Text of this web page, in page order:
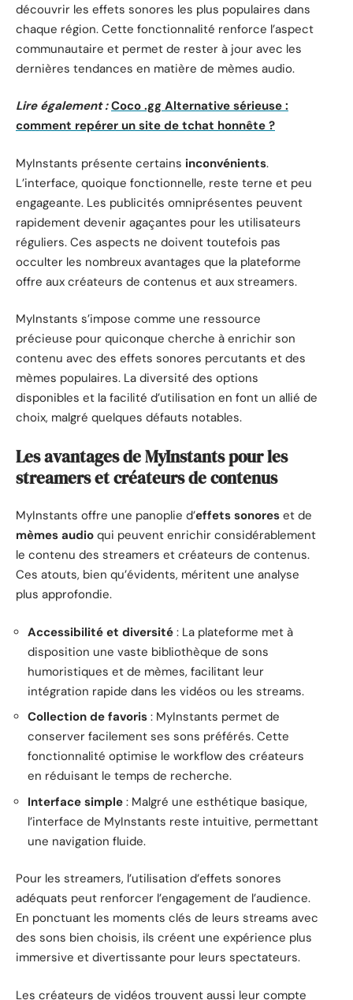
découvrir les effets sonores les plus populaires dans
chaque région. Cette fonctionnalité renforce l’aspect
communautaire et permet de rester à jour avec les
dernières tendances en matière de mèmes audio.
Lire également : Coco .gg Alternative sérieuse :
comment repérer un site de tchat honnête ?
MyInstants présente certains inconvénients.
L’interface, quoique fonctionnelle, reste terne et peu
engageante. Les publicités omniprésentes peuvent
rapidement devenir agaçantes pour les utilisateurs
réguliers. Ces aspects ne doivent toutefois pas
occulter les nombreux avantages que la plateforme
offre aux créateurs de contenus et aux streamers.
MyInstants s’impose comme une ressource
précieuse pour quiconque cherche à enrichir son
contenu avec des effets sonores percutants et des
mèmes populaires. La diversité des options
disponibles et la facilité d’utilisation en font un allié de
choix, malgré quelques défauts notables.
Les avantages de MyInstants pour les
streamers et créateurs de contenus
MyInstants offre une panoplie d’effets sonores et de
mèmes audio qui peuvent enrichir considérablement
le contenu des streamers et créateurs de contenus.
Ces atouts, bien qu’évidents, méritent une analyse
plus approfondie.
Accessibilité et diversité : La plateforme met à
disposition une vaste bibliothèque de sons
humoristiques et de mèmes, facilitant leur
intégration rapide dans les vidéos ou les streams.
Collection de favoris : MyInstants permet de
conserver facilement ses sons préférés. Cette
fonctionnalité optimise le workflow des créateurs
en réduisant le temps de recherche.
Interface simple : Malgré une esthétique basique,
l’interface de MyInstants reste intuitive, permettant
une navigation fluide.
Pour les streamers, l’utilisation d’effets sonores
adéquats peut renforcer l’engagement de l’audience.
En ponctuant les moments clés de leurs streams avec
des sons bien choisis, ils créent une expérience plus
immersive et divertissante pour leurs spectateurs.
Les créateurs de vidéos trouvent aussi leur compte